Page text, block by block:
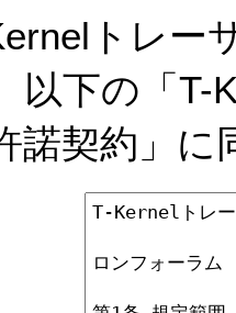
トレー
以下の「T-
諾契約」